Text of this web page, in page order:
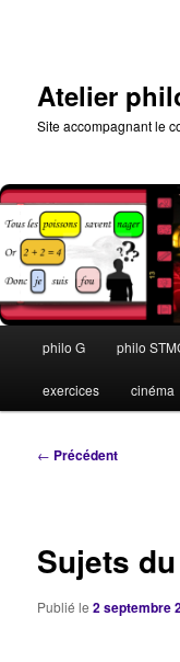
Atelier
Site accompagnant le
principal
philo G philo
exercices cinéma
Navigation
← Précédent
Sujets
Publié le2 septembre